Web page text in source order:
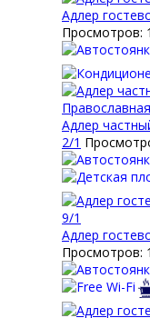
Адлер
Просмотров:
Адлер
2/1
Адлер
Просмотров: